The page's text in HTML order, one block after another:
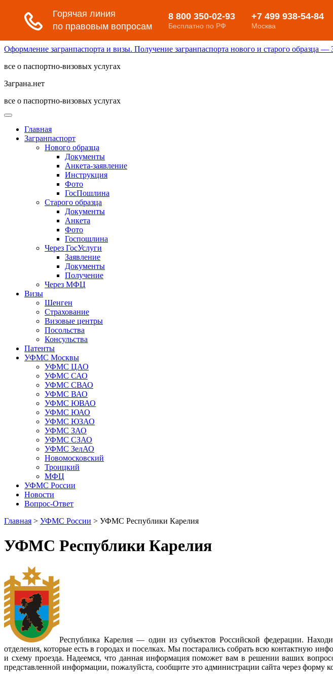
Оформление загранпаспорта и визы. Получение загранпаспорта нового и старого образца —
все о паспортно-визовых услугах
Заграна.нет
все о паспортно-визовых услугах
Главная
Загранпаспорт
Нового образца
Документы
Анкета-заявление
Инструкция
Фото
ГосПошлина
Старого образца
Документы
Анкета
Фото
Госпошлина
Через ГосУслуги
Заявление
Документы
Получение
Через МФЦ
Визы
Шенген
Страхование
Визовые центры
Посольства
Консульства
Патенты
УФМС Москвы
УФМС ЦАО
УФМС САО
УФМС СВАО
УФМС ВАО
УФМС ЮВАО
УФМС ЮАО
УФМС ЮЗАО
УФМС ЗАО
УФМС СЗАО
УФМС ЗелАО
Новомосковский
Троицкий
МФЦ
УФМС России
Новости
Вопрос-Ответ
Главная > УФМС России > УФМС Республики Карелия
УФМС Республики Карелия
Республика Карелия — один из субъектов Российской федерации.
отделения, которые есть в городах и поселках. Мы постарались собрать всю
и схему проезда. Надеемся, что данная информация поможет вам в решении ваших
представленной информации, пожалуйста, сообщите это администрации сайта через форму